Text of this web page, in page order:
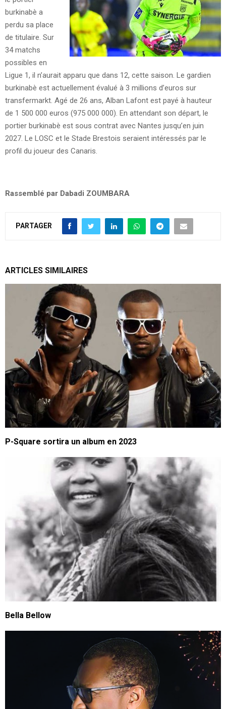
burkinabè a
perdu sa place
de titulaire. Sur
34 matchs
possibles en
Ligue 1, il n’aurait apparu que dans 12, cette saison. Le gardien
burkinabè est actuellement évalué à 3 millions d’euros sur
transfermarkt. Agé de 26 ans, Alban Lafont est payé à hauteur
de 1 500 000 euros (975 000 000). En attendant son départ, le
portier burkinabè est sous contrat avec Nantes jusqu’en juin
2027. Le LOSC et le Stade Brestois seraient intéressés par le
profil du joueur des Canaris.
Rassemblé par Dabadi ZOUMBARA
PARTAGER
ARTICLES SIMILAIRES
P-Square sortira un album en 2023
Bella Bellow